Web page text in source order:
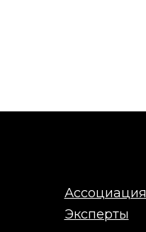
Ассоциация
Эксперты